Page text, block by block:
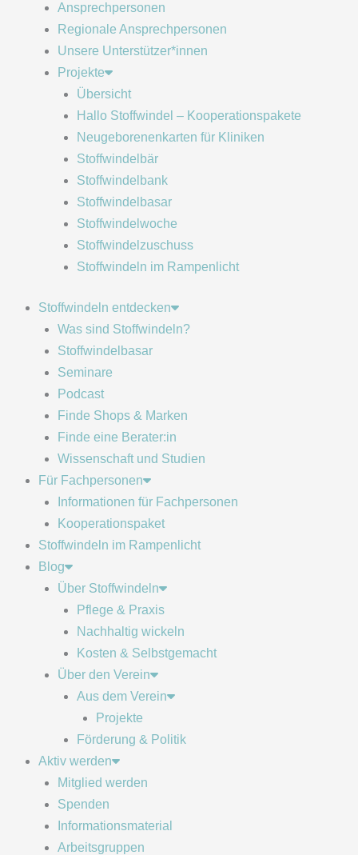
Ansprechpersonen
Regionale Ansprechpersonen
Unsere Unterstützer*innen
Projekte
Übersicht
Hallo Stoffwindel – Kooperationspakete
Neugeborenenkarten für Kliniken
Stoffwindelbär
Stoffwindelbank
Stoffwindelbasar
Stoffwindelwoche
Stoffwindelzuschuss
Stoffwindeln im Rampenlicht
Stoffwindeln entdecken
Was sind Stoffwindeln?
Stoffwindelbasar
Seminare
Podcast
Finde Shops & Marken
Finde eine Berater:in
Wissenschaft und Studien
Für Fachpersonen
Informationen für Fachpersonen
Kooperationspaket
Stoffwindeln im Rampenlicht
Blog
Über Stoffwindeln
Pflege & Praxis
Nachhaltig wickeln
Kosten & Selbstgemacht
Über den Verein
Aus dem Verein
Projekte
Förderung & Politik
Aktiv werden
Mitglied werden
Spenden
Informationsmaterial
Arbeitsgruppen